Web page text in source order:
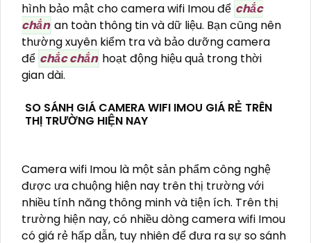
hình bảo mật cho camera wifi Imou để chắc
chắn an toàn thông tin và dữ liệu. Bạn cũng nên
thường xuyên kiểm tra và bảo dưỡng camera
để chắc chắn hoạt động hiệu quả trong thời
gian dài.
SO SÁNH GIÁ CAMERA WIFI IMOU GIÁ RẺ TRÊN
THỊ TRƯỜNG HIỆN NAY
Camera wifi Imou là một sản phẩm công nghệ
được ưa chuộng hiện nay trên thị trường với
nhiều tính năng thông minh và tiện ích. Trên thị
trường hiện nay, có nhiều dòng camera wifi Imou
có giá rẻ hấp dẫn, tuy nhiên để đưa ra sự so sánh